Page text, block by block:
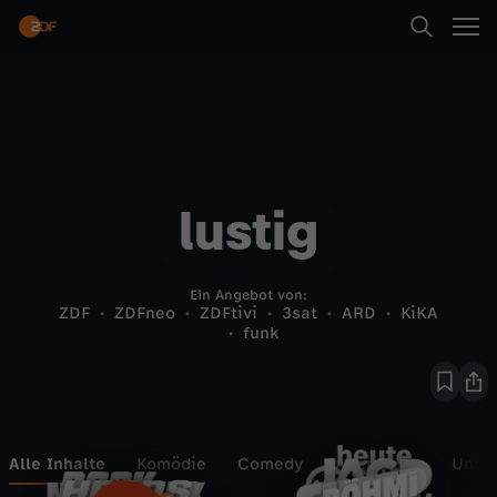
lustig
Ein Angebot von:
ZDF ZDFneo ZDFtivi 3sat ARD
KiKA
funk
Alle Inhalte Komödie Comedy Abenteuer